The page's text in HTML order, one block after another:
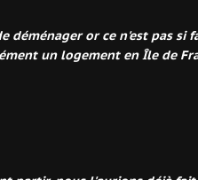
déménager or ce n'est pas si
un logement en Île de